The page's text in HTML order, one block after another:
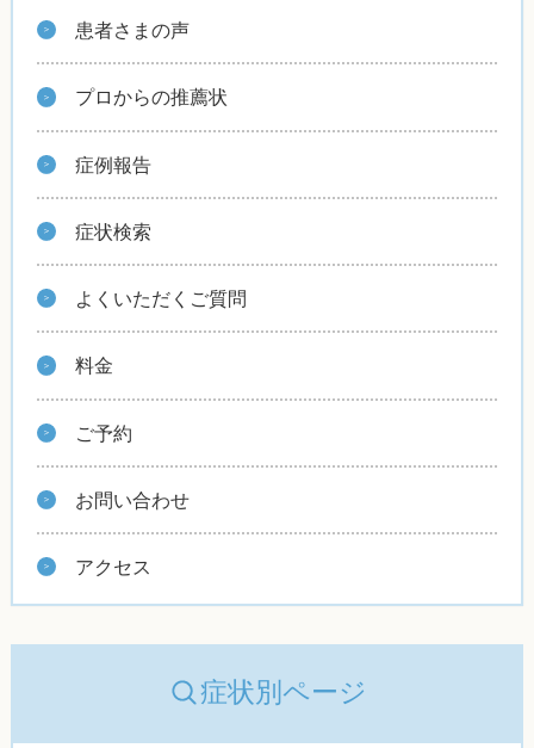
患者さまの声
プロからの推薦状
症例報告
症状検索
よくいただくご質問
料金
ご予約
お問い合わせ
アクセス
症状別ページ